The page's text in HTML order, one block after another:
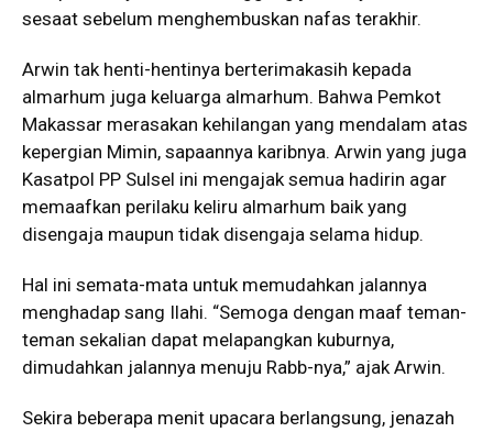
sesaat sebelum menghembuskan nafas terakhir.
Arwin tak henti-hentinya berterimakasih kepada
almarhum juga keluarga almarhum. Bahwa Pemkot
Makassar merasakan kehilangan yang mendalam atas
kepergian Mimin, sapaannya karibnya. Arwin yang juga
Kasatpol PP Sulsel ini mengajak semua hadirin agar
memaafkan perilaku keliru almarhum baik yang
disengaja maupun tidak disengaja selama hidup.
Hal ini semata-mata untuk memudahkan jalannya
menghadap sang Ilahi. “Semoga dengan maaf teman-
teman sekalian dapat melapangkan kuburnya,
dimudahkan jalannya menuju Rabb-nya,” ajak Arwin.
Sekira beberapa menit upacara berlangsung, jenazah